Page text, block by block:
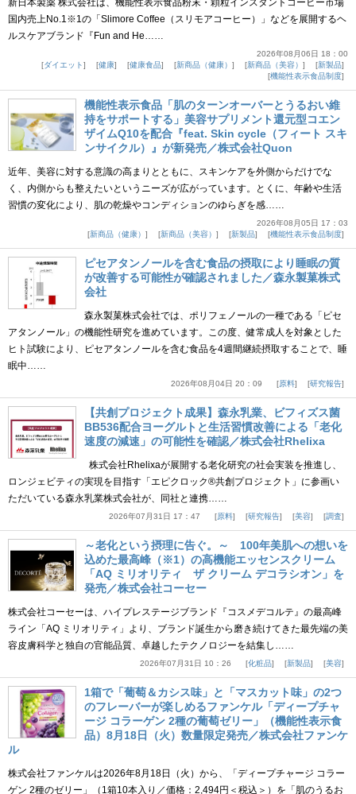
国内売上No.1※1の「Slimore Coffee（スリモアコーヒー）」などを展開するヘ
ルスケアブランド『Fun and He……
2026年08月06日 18：00
ダイエット
健康 健康食品 新商品（健康） 新商品（美容）
新製品
機能性表示食品制度
機能性表示食品「肌のターンオーバーとうるおい維
持をサポートする」美容サプリメント還元型コエン
ザイムQ10を配合『feat. Skin cycle（フィート スキ
ンサイクル）』が新発売／株式会社Quon
近年、美容に対する意識の高まりとともに、スキンケアを外側からだけでな
く、内側からも整えたいというニーズが広がっています。とくに、年齢や生活
習慣の変化により、肌の乾燥やコンディションのゆらぎを感……
2026年08月05日 17：03
新商品（健康）
新商品（美容） 新製品 機能性表示食品制度
ピセアタンノールを含む食品の摂取により睡眠の質
が改善する可能性が確認されました／森永製菓株式
会社
森永製菓株式会社では、ポリフェノールの一種である「ピセ
アタンノール」の機能性研究を進めています。この度、健常成人を対象とした
ヒト試験により、ピセアタンノールを含む食品を4週間継続摂取することで、睡
眠中……
2026年08月04日 20：09 原料 研究報告
【共創プロジェクト成果】森永乳業、ビフィズス菌
BB536配合ヨーグルトと生活習慣改善による「老化
速度の減速」の可能性を確認／株式会社Rhelixa
株式会社Rhelixaが展開する老化研究の社会実装を推進し、
ロンジェビティの実現を目指す「エピクロック®共創プロジェクト」に参画い
ただいている森永乳業株式会社が、同社と連携……
2026年07月31日 17：47 原料 研究報告 美容 調査
～老化という摂理に告ぐ。～ 100年美肌への想いを
込めた最高峰（※1）の高機能エッセンスクリーム
「AQ ミリオリティ ザ クリーム デコラシオン」を
発売／株式会社コーセー
株式会社コーセーは、ハイプレステージブランド『コスメデコルテ』の最高峰
ライン「AQ ミリオリティ」より、ブランド誕生から磨き続けてきた最先端の美
容皮膚科学と独自の官能品質、卓越したテクノロジーを結集し……
2026年07月31日 10：26 化粧品 新製品 美容
1箱で「葡萄＆カシス味」と「マスカット味」の2つ
のフレーバーが楽しめるファンケル「ディープチャ
ージ コラーゲン 2種の葡萄ゼリー」（機能性表示食
品）8月18日（火）数量限定発売／株式会社ファンケ
ル
株式会社ファンケルは2026年8月18日（火）から、「ディープチャージ コラー
ゲン 2種のゼリー」（1箱10本入り／価格：2,494円＜税込＞）を「肌のうるお